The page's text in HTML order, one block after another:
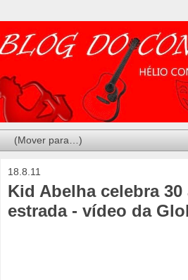
18.8.11
Kid Abelha celebra 30
estrada - vídeo da